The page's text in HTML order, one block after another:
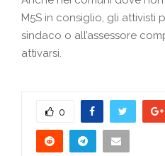
M5S in consiglio, gli attivisti
sindaco o all’assessore
attivarsi.
0